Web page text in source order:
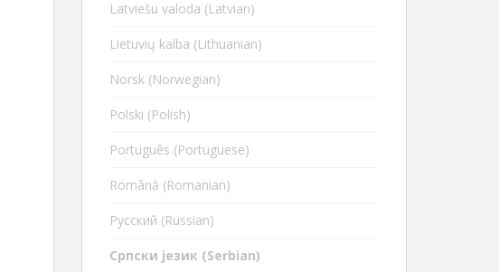
Latviešu valoda (Latvian)
Lietuvių kalba (Lithuanian)
Norsk (Norwegian)
Polski (Polish)
Português (Portuguese)
Română (Romanian)
Русский (Russian)
Cрпски језик (Serbian)